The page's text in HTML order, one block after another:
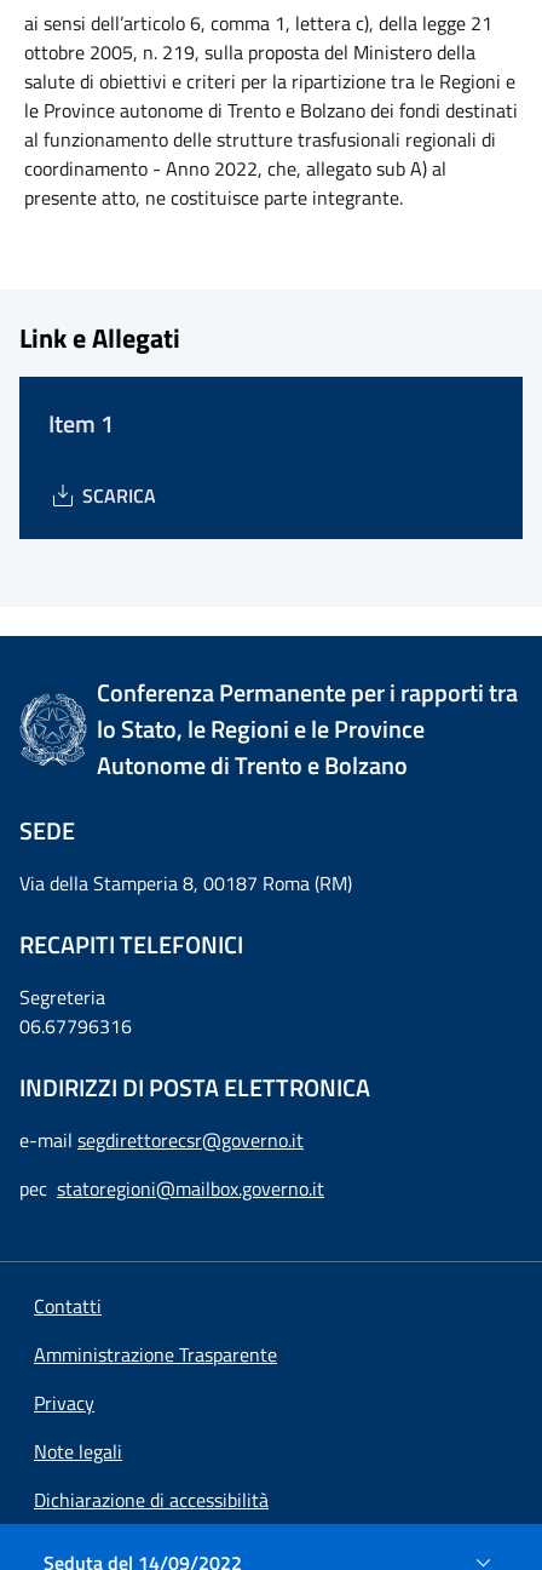
ai sensi dell’articolo 6, comma 1, lettera c), della legge 21
ottobre 2005, n. 219, sulla proposta del Ministero della
salute di obiettivi e criteri per la ripartizione tra le Regioni e
le Province autonome di Trento e Bolzano dei fondi destinati
al funzionamento delle strutture trasfusionali regionali di
coordinamento - Anno 2022, che, allegato sub A) al
presente atto, ne costituisce parte integrante.
Seduta del 14/09/2022
Link e Allegati
Item 1
SCARICA
Conferenza Permanente per i rapporti tra
lo Stato, le Regioni e le Province
Autonome di Trento e Bolzano
SEDE
Via della Stamperia 8, 00187 Roma (RM)
RECAPITI TELEFONICI
Segreteria
06.67796316
INDIRIZZI DI POSTA ELETTRONICA
e-mail segdirettorecsr@governo.it
pec statoregioni@mailbox.governo.it
Contatti
Amministrazione Trasparente
Privacy
Note legali
Dichiarazione di accessibilità
Preferenze cookie